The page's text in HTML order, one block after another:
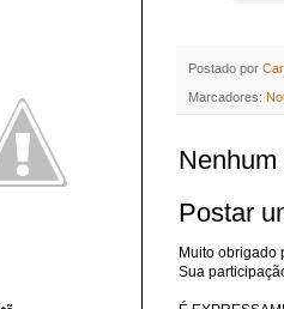
Postado por
Marcadores:
Postar
Muito obrigado
Sua